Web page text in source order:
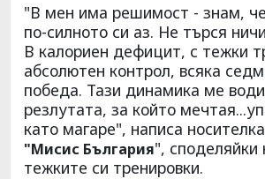
"В мен има решимост - знам,
по-силното си аз. Не търся
В калориен дефицит, с тежки
абсолютен контрол, всяка
победа. Тази динамика ме
резлутата, за който
като магаре", написа
"Мисис България", споделяйки
тежките си тренировки.